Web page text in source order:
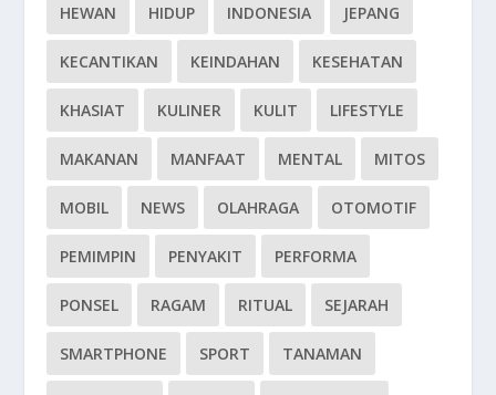
HEWAN HIDUP INDONESIA JEPANG
KECANTIKAN KEINDAHAN KESEHATAN
KHASIAT KULINER KULIT LIFESTYLE
MAKANAN MANFAAT MENTAL MITOS
MOBIL NEWS OLAHRAGA OTOMOTIF
PEMIMPIN PENYAKIT PERFORMA
PONSEL RAGAM RITUAL SEJARAH
SMARTPHONE SPORT TANAMAN